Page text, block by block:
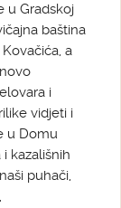
u Gradskoj
baština
a
i
vidjeti i
u Domu
kazališnih
puhači,